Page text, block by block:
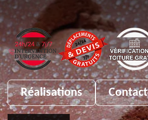
Réalisations Contact